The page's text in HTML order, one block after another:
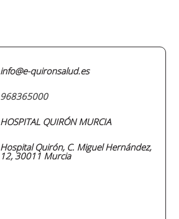
info@e-quironsalud.es
968365000
HOSPITAL QUIRÓN MURCIA
Hospital Quirón, C. Miguel Hernández,
12, 30011 Murcia